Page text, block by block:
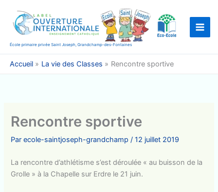
contenu
École primaire privée Saint Joseph, Grandchamp-des-Fontaines
Accueil La vie des Classes Rencontre sportive
Rencontre sportive
Parecole-saintjoseph-grandchamp/12 juillet 2019
La rencontre d’athlétisme s’est déroulée « au buisson de la
Grolle » à la Chapelle sur Erdre le 21 juin.